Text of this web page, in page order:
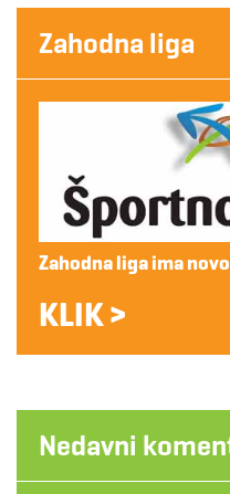
Zahodna liga
Zahodna liga ima
KLIK >
Nedavni